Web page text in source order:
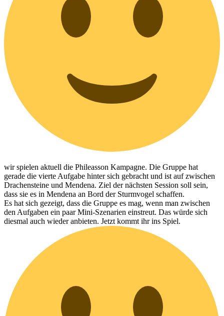
wir spielen aktuell die Phileasson Kampagne. Die Gruppe hat
gerade die vierte Aufgabe hinter sich gebracht und ist auf zwischen
Drachensteine und Mendena. Ziel der nächsten Session soll sein,
dass sie es in Mendena an Bord der Sturmvogel schaffen.
Es hat sich gezeigt, dass die Gruppe es mag, wenn man zwischen
den Aufgaben ein paar Mini-Szenarien einstreut. Das würde sich
diesmal auch wieder anbieten. Jetzt kommt ihr ins Spiel.